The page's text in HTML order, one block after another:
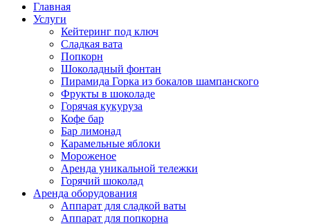
Главная
Услуги
Кейтеринг под ключ
Сладкая вата
Попкорн
Шоколадный фонтан
Пирамида Горка из бокалов шампанского
Фрукты в шоколаде
Горячая кукуруза
Кофе бар
Бар лимонад
Карамельные яблоки
Мороженое
Аренда уникальной тележки
Горячий шоколад
Аренда оборудования
Аппарат для сладкой ваты
Аппарат для попкорна